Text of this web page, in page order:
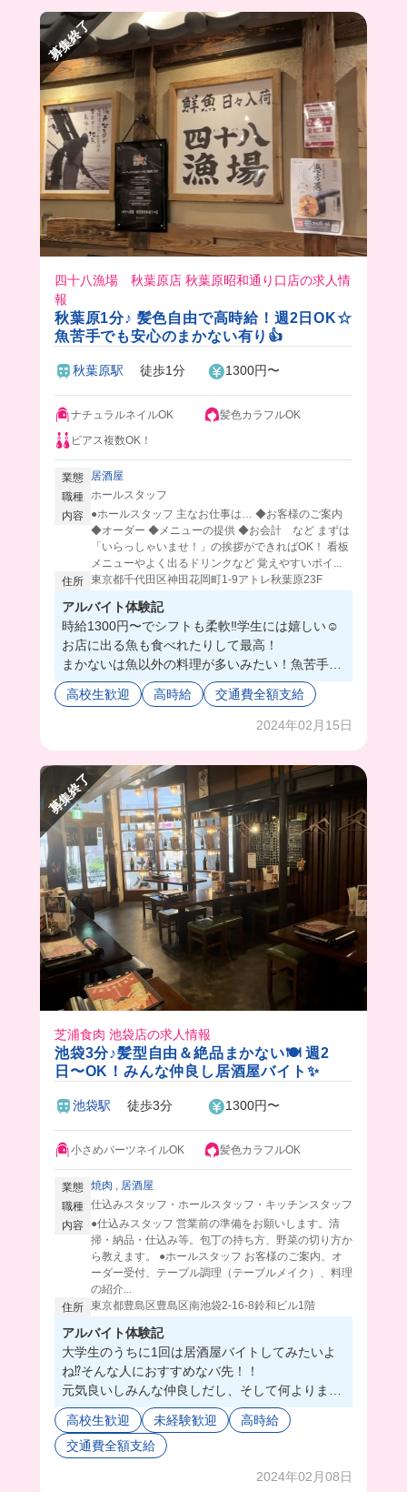
募集終了
四十八漁場 秋葉原店 秋葉原昭和通り口店の求人情
報
秋葉原1分♪ 髪色自由で高時給！週2日OK☆
魚苦手でも安心のまかない有り👍
秋葉原駅 徒歩1分 1300円〜
ナチュラルネイルOK
髪色カラフルOK
ピアス複数OK！
業態
居酒屋
職種 ホールスタッフ
内容
●ホールスタッフ 主なお仕事は… ◆お客様のご案内
◆オーダー ◆メニューの提供 ◆お会計 など まずは
「いらっしゃいませ！」の挨拶ができればOK！ 看板
メニューやよく出るドリンクなど 覚えやすいポイ...
住所 東京都千代田区神田花岡町1-9アトレ秋葉原23F
アルバイト体験記
時給1300円〜でシフトも柔軟‼️学生には嬉しい☺️
お店に出る魚も食べれたりして最高！
まかないは魚以外の料理が多いみたい！魚苦手な
人でも働けちゃう👍
高校生歓迎 高時給 交通費全額支給
2024年02月15日
募集終了
芝浦食肉 池袋店の求人情報
池袋3分♪髪型自由＆絶品まかない🍽 週2
日〜OK！みんな仲良し居酒屋バイト✨
池袋駅 徒歩3分 1300円〜
小さめパーツネイルOK 髪色カラフルOK
業態 焼肉 , 居酒屋
職種 仕込みスタッフ・ホールスタッフ・キッチンスタッフ
内容
●仕込みスタッフ 営業前の準備をお願いします。清
掃・納品・仕込み等。包丁の持ち方、野菜の切り方か
ら教えます。 ●ホールスタッフ お客様のご案内、オ
ーダー受付、テーブル調理（テーブルメイク）、料理
の紹介...
住所 東京都豊島区豊島区南池袋2-16-8鈴和ビル1階
アルバイト体験記
大学生のうちに1回は居酒屋バイトしてみたいよ
ね⁉️そんな人におすすめなバ先！！
元気良いしみんな仲良しだし、そして何よりまか
ないが美味しい🥹👍
池袋の某大学生も働いてたよ〜😍
皆んなも一緒に働こー🍻
高校生歓迎 未経験歓迎
高時給
交通費全額支給
2024年02月08日